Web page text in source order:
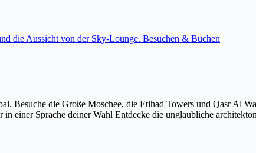
die Aussicht von der Sky-Lounge. Besuchen & Buchen
Besuche die Große Moschee, die Etihad Towers und Qasr Al
einer Sprache deiner Wahl Entdecke die unglaubliche